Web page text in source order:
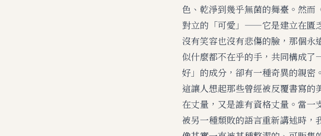
色、乾淨到幾乎無菌的舞臺。然而
對立的「可愛」——它是建立在匱
沒有笑容也沒有悲傷的臉，那個
似什麼都不在乎的手，共同構成了
好」的成分，卻有一種奇異的親密。
這讓人想起那些曾經被反覆書寫
在丈量，又是誰有資格丈量。當一
被另一種頹敗的語言重新講述時，